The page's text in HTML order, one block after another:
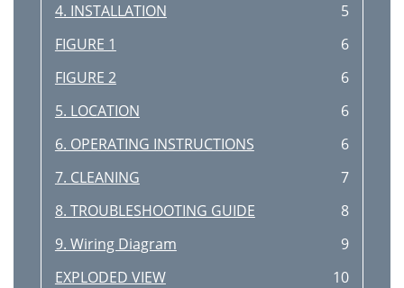
4. INSTALLATION
5
FIGURE 1
6
FIGURE 2
6
5. LOCATION
6
6. OPERATING INSTRUCTIONS
6
7. CLEANING
7
8. TROUBLESHOOTING GUIDE
8
9. Wiring Diagram
9
EXPLODED VIEW
10